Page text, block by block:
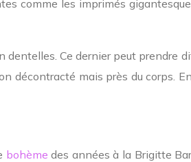
comme les imprimés
dentelles. Ce dernier peut prendre
décontracté mais près du corps.
bohème des années à la Brigitte